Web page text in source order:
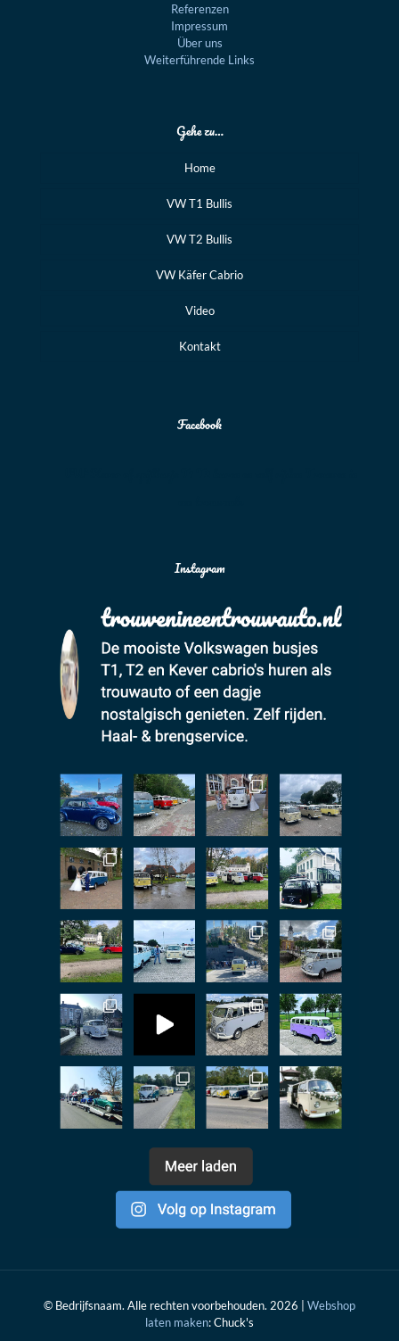
Referenzen
Impressum
Über uns
Weiterführende Links
Gehe zu…
Home
VW T1 Bullis
VW T2 Bullis
VW Käfer Cabrio
Video
Kontakt
Facebook
Instagram
© Bedrijfsnaam. Alle rechten voorbehouden. 2026 | Webshop
laten maken: Chuck's